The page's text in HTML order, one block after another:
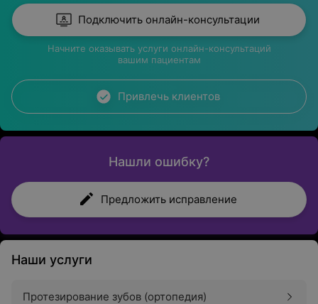
Подключить онлайн-консультации
Начните оказывать услуги онлайн-консультаций
вашим пациентам
Привлечь клиентов
Нашли ошибку?
Предложить исправление
Наши услуги
Протезирование зубов (ортопедия)